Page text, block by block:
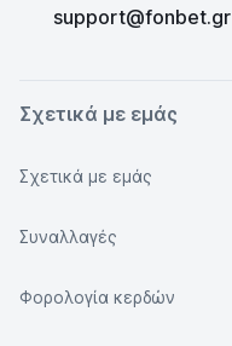
support@fonbet.gr
Σχετικά με εμάς
Σχετικά με εμάς
Συναλλαγές
Φορολογία κερδών